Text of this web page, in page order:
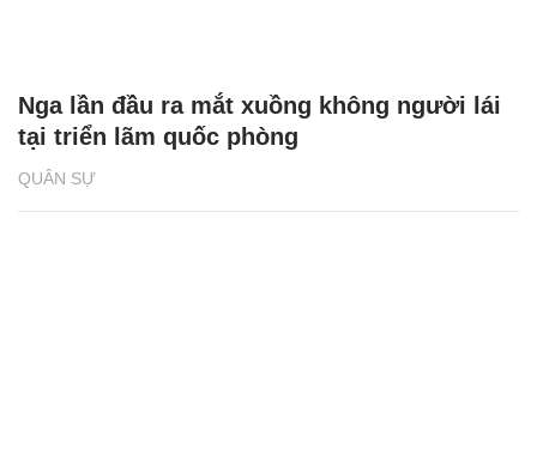
QUÂN SỰ
Nga lần đầu ra mắt xuồng không người lái
tại triển lãm quốc phòng